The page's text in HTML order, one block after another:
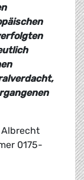
Albrecht
0175-